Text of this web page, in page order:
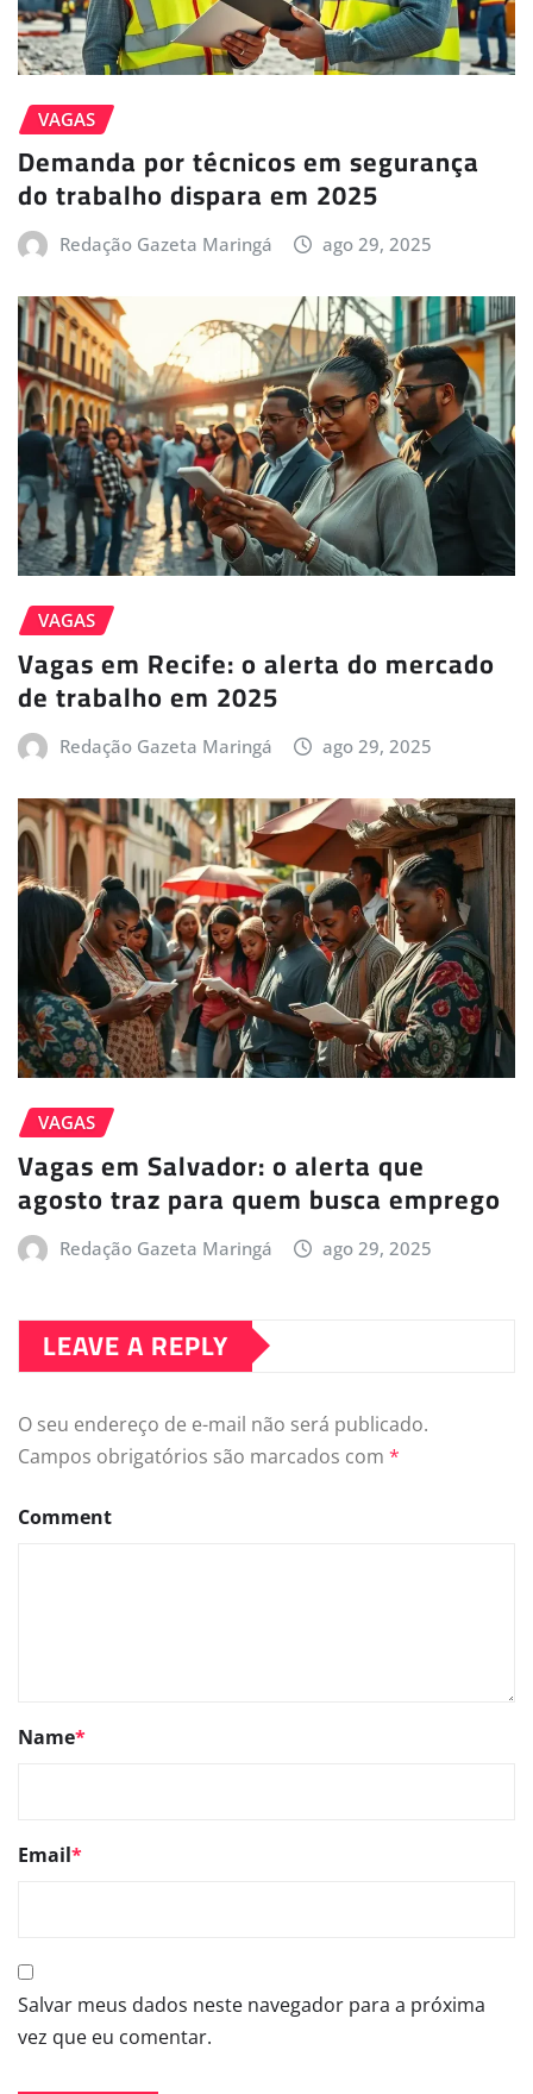
VAGAS
Demanda por técnicos em segurança
do trabalho dispara em 2025
Redação Gazeta Maringá ago 29, 2025
VAGAS
Vagas em Recife: o alerta do mercado
de trabalho em 2025
Redação Gazeta Maringá ago 29, 2025
VAGAS
Vagas em Salvador: o alerta que
agosto traz para quem busca emprego
Redação Gazeta Maringá ago 29, 2025
LEAVE A REPLY
O seu endereço de e-mail não será publicado.
Campos obrigatórios são marcados com *
Comment
Name*
Email*
Salvar meus dados neste navegador para a próxima
vez que eu comentar.